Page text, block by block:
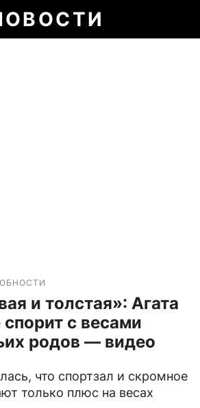
и толстая»: Агата
с весами
родов — видео
что спортзал и скромное
только плюс на весах